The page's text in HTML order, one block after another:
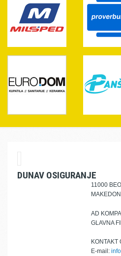
DUNAV OSIGURANJE
11000
AD
GLAVNA
KONTAKT
E-mail: